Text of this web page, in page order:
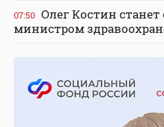
07:50 Олег Костин
министром